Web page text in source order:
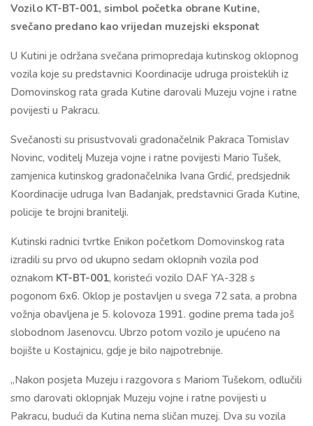
Vozilo KT-BT-001, simbol početka obrane Kutine,
svečano predano kao vrijedan muzejski eksponat
U Kutini je održana svečana primopredaja kutinskog oklopnog
vozila koje su predstavnici Koordinacije udruga proisteklih iz
Domovinskog rata grada Kutine darovali Muzeju vojne i ratne
povijesti u Pakracu.
Svečanosti su prisustvovali gradonačelnik Pakraca Tomislav
Novinc, voditelj Muzeja voj­ne i ratne povijesti Mario Tušek,
zamjenica kutinskog gradonačelnika Ivana Grdić, predsjednik
Koordinacije udruga Ivan Badanjak, predstavnici Grada Kutine,
policije te brojni branitelji.
Kutinski radnici tvrtke Enikon početkom Domovinskog rata
izradili su prvo od ukupno sedam oklopnih vozila pod
oznakom KT-BT-001, koristeći vozilo DAF YA-328 s
pogonom 6x6. Oklop je postavljen u svega 72 sata, a probna
vožnja obavljena je 5. kolovoza 1991. godine prema tada još
slobodnom Jasenovcu. Ubrzo potom vozilo je upućeno na
bojište u Kostajnicu, gdje je bilo najpotrebnije.
„Nakon posjeta Muzeju i razgovora s Mariom Tušekom, odlučili
smo darovati oklopnjak Muzeju vojne i ratne povijesti u
Pakracu, budući da Kutina nema sličan muzej. Dva su vozila